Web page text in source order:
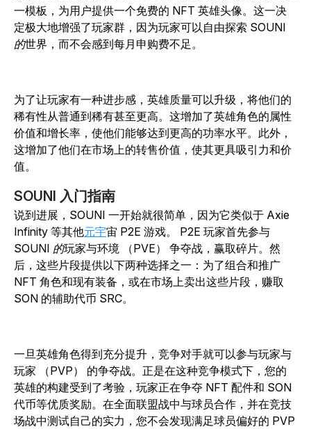
一模板，为用户提供一个免费的 NFT 英雄头像。这一决
定极大地增强了玩家群，因为玩家可以自由探索 SOUNI
的世界，而不会感到每月申购费不足。
为了让玩家有一种进步感，英雄质量可以升级，将他们的
稀有性从普通到稀有甚至更高。这增加了英雄角色的属性
价值和增长率，使他们能够达到更高的功率水平。此外，
这增加了他们在市场上的转售价值，使其更具吸引力和价
值。
SOUNI 入门指南
说到进展，SOUNI 一开始就很简单，因为它类似于 Axie
Infinity 等其他元宇宙 P2E 游戏。 P2E 玩家首先参与
SOUNI 的玩家与环境 （PVE） 争夺战，赢取碎片。然
后，这些片段提供以下两种选择之一：为了组合和推广
NFT 角色和现有装备，或在市场上卖出这些片段，赚取
SON 的辅助代币 SRC。
一旦英雄角色得到充分提升，竞争对手就可以参与玩家与
玩家 （PVP） 的争夺战。正是在这种竞争模式下，您的
英雄的构建受到了考验，玩家正在争夺 NFT 配件和 SON
代币等优质奖励。在全面联盟战中与球员合作，并在竞技
场战中测试自己的实力，您不会发现满足球员偏好的 PVP